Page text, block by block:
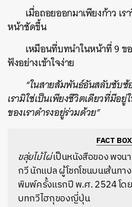
เมื่อถอยออกมาเพียงก้าว เร
หน้าชัดขึ้น
เหมือนที่บทนำในหน้าที่ 9 ข
ฟังอย่างเข้าใจง่าย
“ในสายสัมพันธ์อันสลับซับ
เรามิใช่เป็นเพียงชีวิตเดียวที่มีอ
ของเราดำรงอยู่ร่วมด้วย”
FACT BOX
ขลุ่ยไม้ไผ่เป็นหนังสือของ พจน
กวี นักแปล ผู้โชกโชนบนเส้นทา
พิมพ์ครั้งแรกปี พ.ศ. 2524 โด
บทกวีไฮกุของญี่ปุ่น